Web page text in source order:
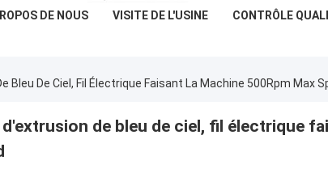
DE NOUS VISITE DE L'USINE CONTRÔLE
Bleu De Ciel, Fil Électrique Faisant La Machine 500Rpm Max
d'extrusion de bleu de ciel, fil électrique